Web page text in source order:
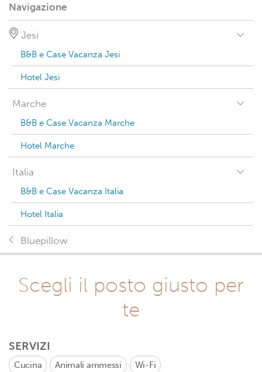
Navigazione
Jesi
B&B e Case Vacanza Jesi
Hotel Jesi
Marche
B&B e Case Vacanza Marche
Hotel Marche
Italia
B&B e Case Vacanza Italia
Hotel Italia
Bluepillow
Scegli il posto giusto per
te
SERVIZI
Cucina Animali ammessi Wi-Fi